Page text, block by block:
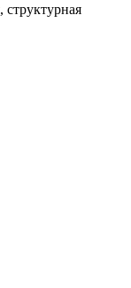
структурная